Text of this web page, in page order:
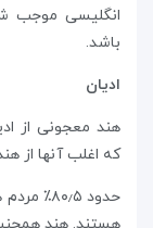
انگلیسی موجب
باشد.
ادیان
هند معجونی از
که اغلب آنها از